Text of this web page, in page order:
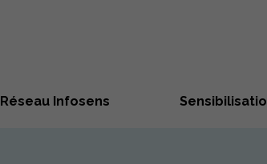
Réseau Infosens